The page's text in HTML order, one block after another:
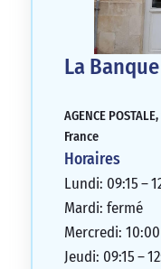
La
AGENCE
France
Horaires
Lundi: 09:15 –
Mardi: fermé
Mercredi: 10:00
Jeudi: 09:15 –